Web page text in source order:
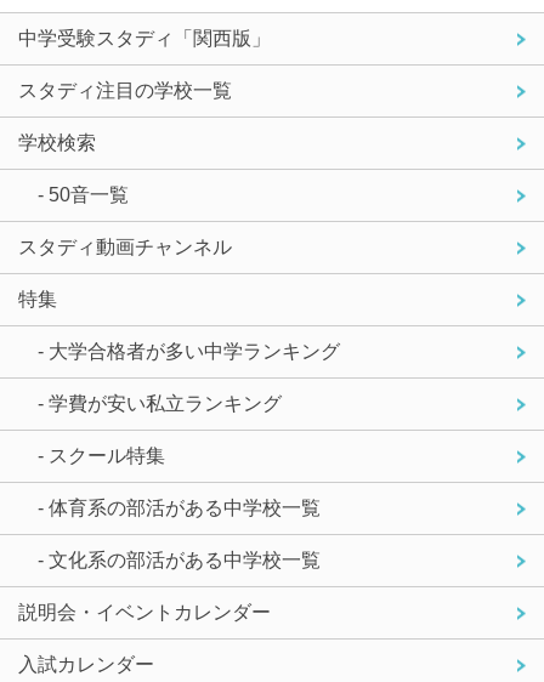
中学受験スタディ「関西版」
スタディ注目の学校一覧
学校検索
- 50音一覧
スタディ動画チャンネル
特集
- 大学合格者が多い中学ランキング
- 学費が安い私立ランキング
- スクール特集
- 体育系の部活がある中学校一覧
- 文化系の部活がある中学校一覧
説明会・イベントカレンダー
入試カレンダー